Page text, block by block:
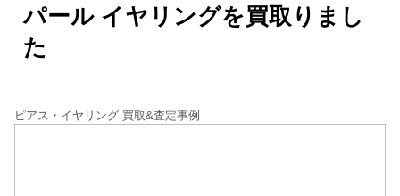
パール イヤリングを買取りまし
た
ピアス・イヤリング 買取&査定事例